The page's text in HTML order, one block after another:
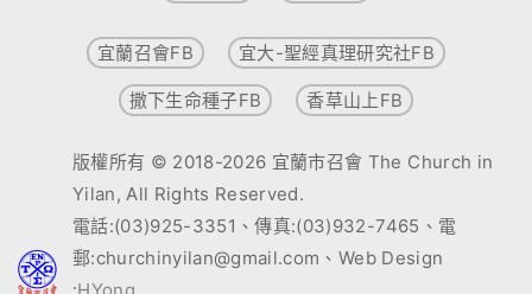
宜蘭召會FB 宜大-聖經真理研究社FB
撒下生命種子FB 香草山上FB
版權所有 © 2018-2026 宜蘭市召會 The Church in
Yilan, All Rights Reserved.
電話:(03)925-3351、傳真:(03)932-7465、電
郵:churchinyilan@gmail.com、Web Design